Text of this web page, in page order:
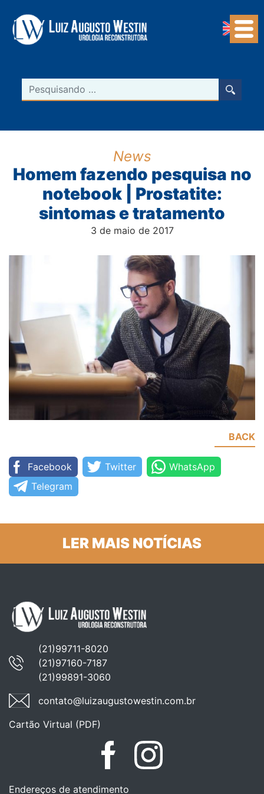
Pesquisar
News
Homem fazendo pesquisa no
notebook | Prostatite:
sintomas e tratamento
3 de maio de 2017
BACK
Facebook Twitter
WhatsApp
Telegram
LER MAIS NOTÍCIAS
(21)99711-8020
(21)97160-7187
(21)99891-3060
contato@luizaugustowestin.com.br
Cartão Virtual (PDF)
FacebookInstagram
Endereços de atendimento